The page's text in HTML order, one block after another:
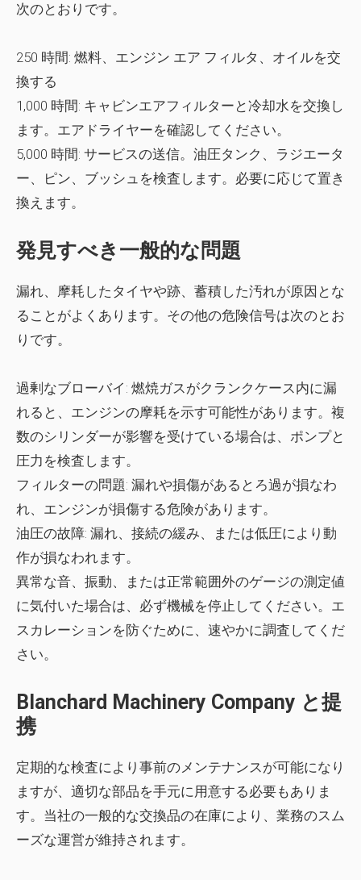
次のとおりです。
250 時間: 燃料、エンジン エア フィルタ、オイルを交
換する
1,000 時間: キャビンエアフィルターと冷却水を交換し
ます。エアドライヤーを確認してください。
5,000 時間: サービスの送信。油圧タンク、ラジエータ
ー、ピン、ブッシュを検査します。必要に応じて置き
換えます。
発見すべき一般的な問題
漏れ、摩耗したタイヤや跡、蓄積した汚れが原因とな
ることがよくあります。その他の危険信号は次のとお
りです。
過剰なブローバイ: 燃焼ガスがクランクケース内に漏
れると、エンジンの摩耗を示す可能性があります。複
数のシリンダーが影響を受けている場合は、ポンプと
圧力を検査します。
フィルターの問題: 漏れや損傷があるとろ過が損なわ
れ、エンジンが損傷する危険があります。
油圧の故障: 漏れ、接続の緩み、または低圧により動
作が損なわれます。
異常な音、振動、または正常範囲外のゲージの測定値
に気付いた場合は、必ず機械を停止してください。エ
スカレーションを防ぐために、速やかに調査してくだ
さい。
Blanchard Machinery Company と提
携
定期的な検査により事前のメンテナンスが可能になり
ますが、適切な部品を手元に用意する必要もありま
す。当社の一般的な交換品の在庫により、業務のスム
ーズな運営が維持されます。